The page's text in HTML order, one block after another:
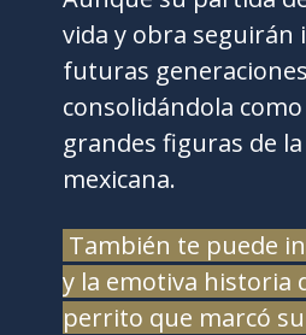
vida y obra seguirán
futuras
consolidándola
grandes figuras de
mexicana.
También te puede
y la emotiva historia
perrito que marcó